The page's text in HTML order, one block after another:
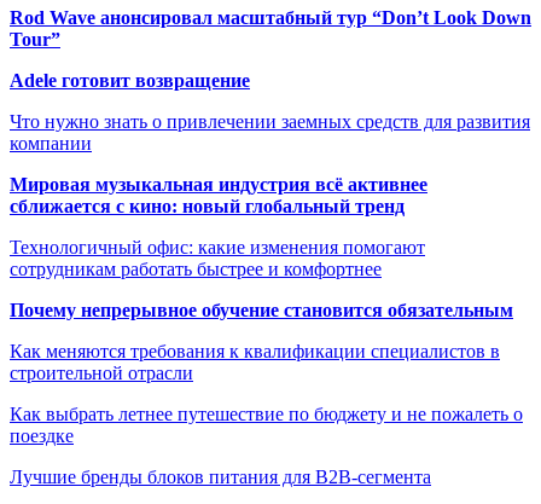
Rod Wave анонсировал масштабный тур “Don’t Look Down
Tour”
Adele готовит возвращение
Что нужно знать о привлечении заемных средств для развития
компании
Мировая музыкальная индустрия всё активнее
сближается с кино: новый глобальный тренд
Технологичный офис: какие изменения помогают
сотрудникам работать быстрее и комфортнее
Почему непрерывное обучение становится обязательным
Как меняются требования к квалификации специалистов в
строительной отрасли
Как выбрать летнее путешествие по бюджету и не пожалеть о
поездке
Лучшие бренды блоков питания для B2B-сегмента